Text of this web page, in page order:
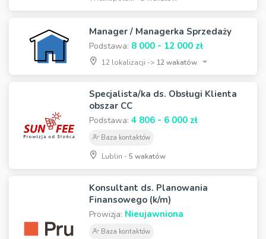
Manager / Managerka Sprzedaży
Podstawa: 8 000 - 12 000 zł
12 lokalizacji -> 12 wakatów
Specjalista/ka ds. Obsługi Klienta
obszar CC
Podstawa: 4 806 - 6 000 zł
Baza kontaktów
Lublin -5 wakatów
Konsultant ds. Planowania
Finansowego (k/m)
Prowizja: Nieujawniona
Baza kontaktów